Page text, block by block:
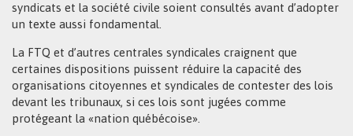
syndicats et la société civile soient consultés avant d’adopter
un texte aussi fondamental.
La FTQ et d’autres centrales syndicales craignent que
certaines dispositions puissent réduire la capacité des
organisations citoyennes et syndicales de contester des lois
devant les tribunaux, si ces lois sont jugées comme
protégeant la «nation québécoise».